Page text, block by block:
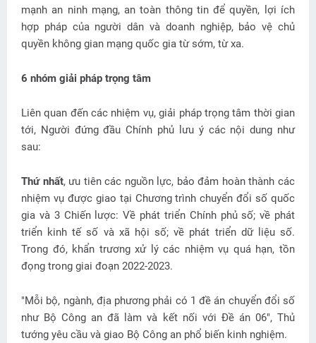
mạnh an ninh mạng, an toàn thông tin để quyền, lợi ích
hợp pháp của người dân và doanh nghiệp, bảo vệ chủ
quyền không gian mạng quốc gia từ sớm, từ xa.
6 nhóm giải pháp trọng tâm
Liên quan đến các nhiệm vụ, giải pháp trọng tâm thời gian
tới, Người đứng đầu Chính phủ lưu ý các nội dung như
sau:
Thứ nhất, ưu tiên các nguồn lực, bảo đảm hoàn thành các
nhiệm vụ được giao tại Chương trình chuyển đổi số quốc
gia và 3 Chiến lược: Về phát triển Chính phủ số; về phát
triển kinh tế số và xã hội số; về phát triển dữ liệu số.
Trong đó, khẩn trương xử lý các nhiệm vụ quá hạn, tồn
đọng trong giai đoạn 2022-2023.
"Mỗi bộ, ngành, địa phương phải có 1 đề án chuyển đổi số
như Bộ Công an đã làm và kết nối với Đề án 06", Thủ
tướng yêu cầu và giao Bộ Công an phổ biến kinh nghiệm.